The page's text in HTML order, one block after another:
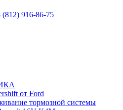
(812) 916-86-75
от Ford
тормозной системы